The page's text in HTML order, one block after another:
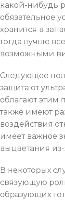
какой-нибудь
обязательное
хранится в
тогда лучше
возможными
Следующее
защита от
облагают этим
также имеют
воздействия
имеет важное
выцветания из-
В некоторых
связующую
образующих